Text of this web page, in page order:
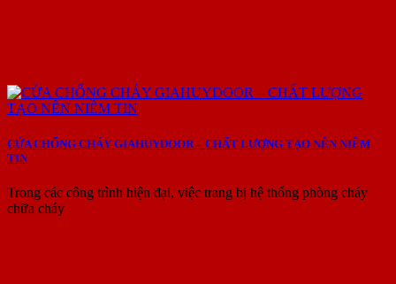
CỬA CHỐNG CHÁY GIAHUYDOOR – CHẤT LƯỢNG TẠO NÊN NIỀM
TIN
Trong các công trình hiện đại, việc trang bị hệ thống phòng cháy
chữa cháy